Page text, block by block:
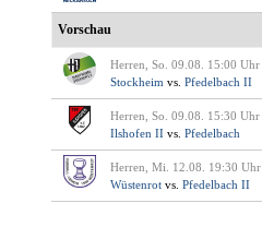
Vorschau
Herren, So. 09.08. 15:00 Uhr
Stockheim vs. Pfedelbach II
Herren, So. 09.08. 15:30 Uhr
Ilshofen II vs. Pfedelbach
Herren, Mi. 12.08. 19:30 Uhr
Wüstenrot vs. Pfedelbach II